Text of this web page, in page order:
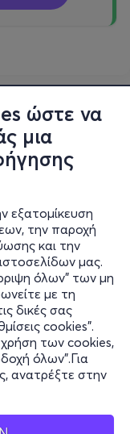
ώστε να
μια
εξατομίκευση
την παροχή
και την
μας.
όλων" των μη
με τη
δικές σας
cookies".
των cookies,
όλων".Για
ανατρέξτε στην